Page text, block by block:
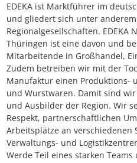
EDEKA ist Marktführer im
und gliedert sich unter
Regionalgesellschaften. EDEKA
Thüringen ist eine davon und
Mitarbeitende in Großhandel,
Zudem betreiben wir mit der
Manufaktur einen Produktions-
und Wurstwaren. Damit sind
und Ausbilder der Region. Wir
Respekt, partnerschaftlichen
Arbeitsplätze an
Verwaltungs- und
Werde Teil eines starken